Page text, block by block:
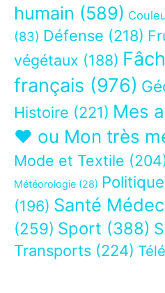
humain (589)
(83) Défense (218)
végétaux (188)
français (976)
Histoire (221) Mes
❤ ou Mon très
Mode et Textile
Météorologie (28) Politique
(196) Santé
(259) Sport (388)
Transports (224)